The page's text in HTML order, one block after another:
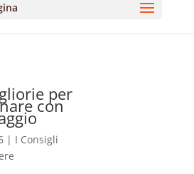
per
con
| I Consigli